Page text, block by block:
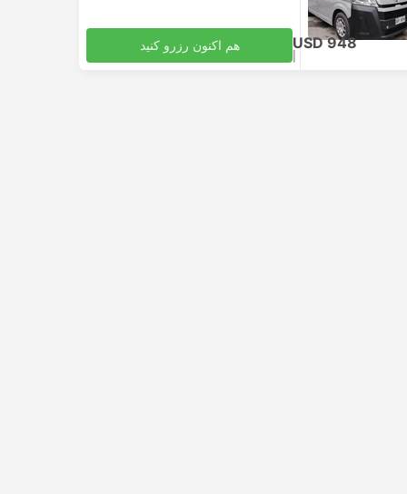
USD 948
مالیات‌ها لحاظ شده
وسیله نقلیه، به همراه همه‌چیز
هم اکنون رزرو کنید